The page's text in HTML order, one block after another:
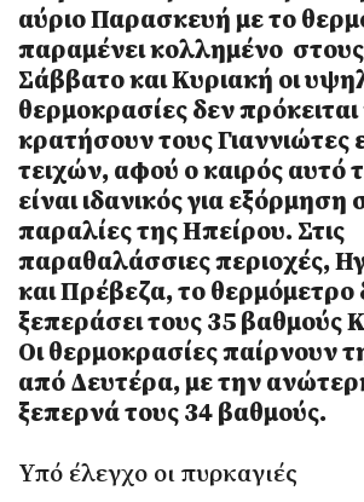
αύριο Παρασκευή με το
παραμένει κολλημένο
Σάββατο και Κυριακή οι
θερμοκρασίες δεν
κρατήσουν τους Γιαννιώτες
τειχών, αφού ο καιρός αυτό
είναι ιδανικός για εξόρμηση
παραλίες της Ηπείρου. Στις
παραθαλάσσιες περιοχές,
και Πρέβεζα, το θερμόμετρο
ξεπεράσει τους 35 βαθμούς
Οι θερμοκρασίες παίρνουν
από Δευτέρα, με την
ξεπερνά τους 34 βαθμούς.
Υπό έλεγχο οι πυρκαγιές